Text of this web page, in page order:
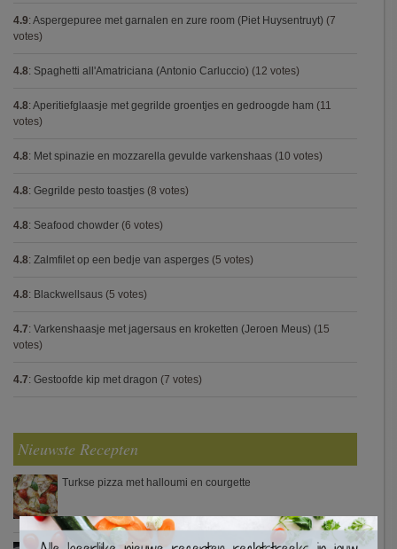
4.9: Aspergepuree met garnalen en zure room (Piet Huysentruyt) (7
votes)
4.8: Spaghetti all'Amatriciana (Antonio Carluccio) (12 votes)
4.8: Aperitiefglaasje met gegrilde groentjes en gedroogde ham (11
votes)
4.8: Met spinazie en mozzarella gevulde varkenshaas (10 votes)
4.8: Gegrilde pesto toastjes (8 votes)
4.8: Seafood chowder (6 votes)
4.8: Zalmfilet op een bedje van asperges (5 votes)
4.8: Blackwellsaus (5 votes)
4.7: Varkenshaasje met jagersaus en kroketten (Jeroen Meus) (15
votes)
4.7: Gestoofde kip met dragon (7 votes)
Nieuwste Recepten
Turkse pizza met halloumi en courgette
×